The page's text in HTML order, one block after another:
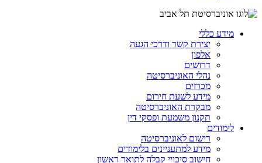
מידע כללי
יצירת קשר ודרכי הגעה
אלפון
דרושים
נהלי האוניברסיטה
מכרזים
מידע לשעת חירום
מבקרת האוניברסיטה
תקנון משמעת ופסקי דין
לימודים
רישום לאוניברסיטה
מידע למתעניינים בלימודים
חישוב סיכויי קבלה לתואר ראשון